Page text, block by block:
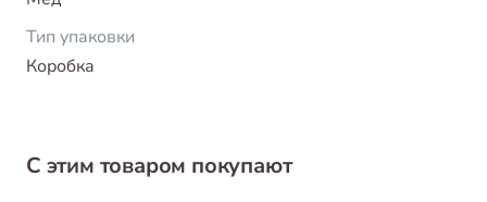
Тип упаковки
Коробка
С этим товаром покупают